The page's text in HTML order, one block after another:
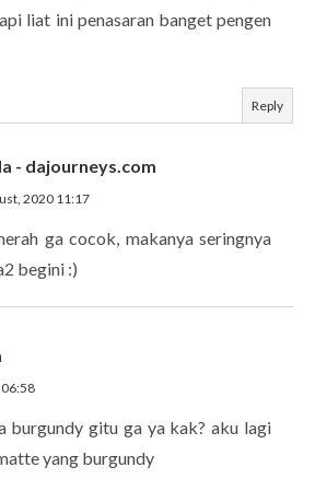
liat ini penasaran banget pengen
Reply
- dajourneys.com
2020 11:17
ga cocok, makanya seringnya
begini :)
burgundy gitu ga ya kak? aku lagi
yang burgundy